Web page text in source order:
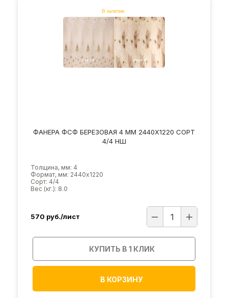
ФАНЕРА ФСФ БЕРЕЗОВАЯ 4 ММ 2440Х1220 СОРТ
4/4 НШ
Толщина, мм: 4
Формат, мм: 2440х1220
Сорт: 4/4
Вес (кг.): 8.0
570 руб./лист
КУПИТЬ В 1 КЛИК
В КОРЗИНУ